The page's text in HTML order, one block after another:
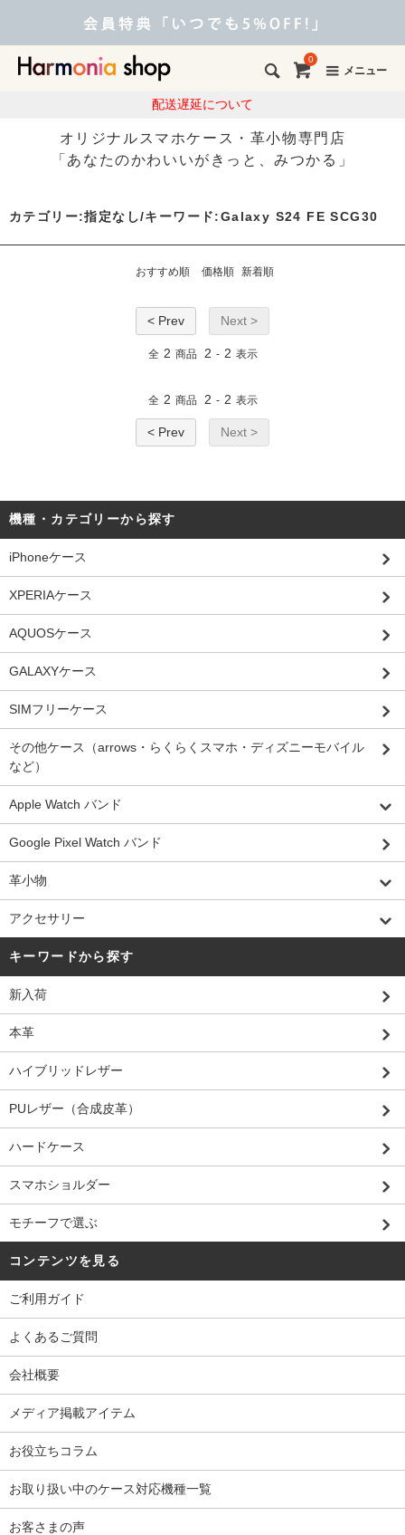
メニュー
0
配送遅延について
オリジナルスマホケース・革小物専門店
「あなたのかわいいがきっと、みつかる」
カテゴリー:指定なし/キーワード:Galaxy S24 FE SCG30
おすすめ順 価格順 新着順
< Prev Next >
全 2 商品 2 - 2 表示
全 2 商品 2 - 2 表示
< Prev Next >
機種・カテゴリーから探す
iPhoneケース
XPERIAケース
AQUOSケース
GALAXYケース
SIMフリーケース
その他ケース（arrows・らくらくスマホ・ディズニーモバイル
など）
Apple Watch バンド
Google Pixel Watch バンド
革小物
アクセサリー
キーワードから探す
新入荷
本革
ハイブリッドレザー
PUレザー（合成皮革）
ハードケース
スマホショルダー
モチーフで選ぶ
コンテンツを見る
ご利用ガイド
よくあるご質問
会社概要
メディア掲載アイテム
お役立ちコラム
お取り扱い中のケース対応機種一覧
お客さまの声